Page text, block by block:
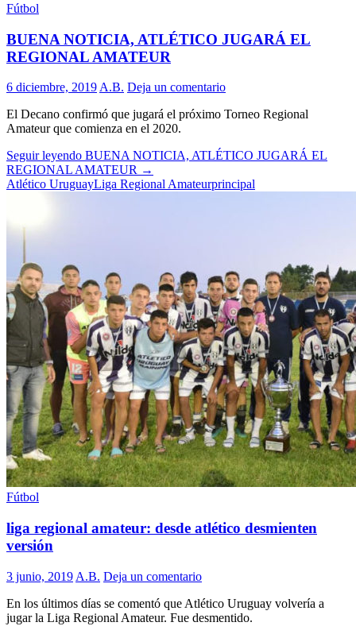
Fútbol
BUENA NOTICIA, ATLÉTICO JUGARÁ EL
REGIONAL AMATEUR
6 diciembre, 2019 A.B. Deja un comentario
El Decano confirmó que jugará el próximo Torneo Regional
Amateur que comienza en el 2020.
Seguir leyendo BUENA NOTICIA, ATLÉTICO JUGARÁ EL
REGIONAL AMATEUR →
Atlético UruguayLiga Regional Amateurprincipal
Fútbol
liga regional amateur: desde atlético desmienten
versión
3 junio, 2019 A.B. Deja un comentario
En los últimos días se comentó que Atlético Uruguay volvería a
jugar la Liga Regional Amateur. Fue desmentido.